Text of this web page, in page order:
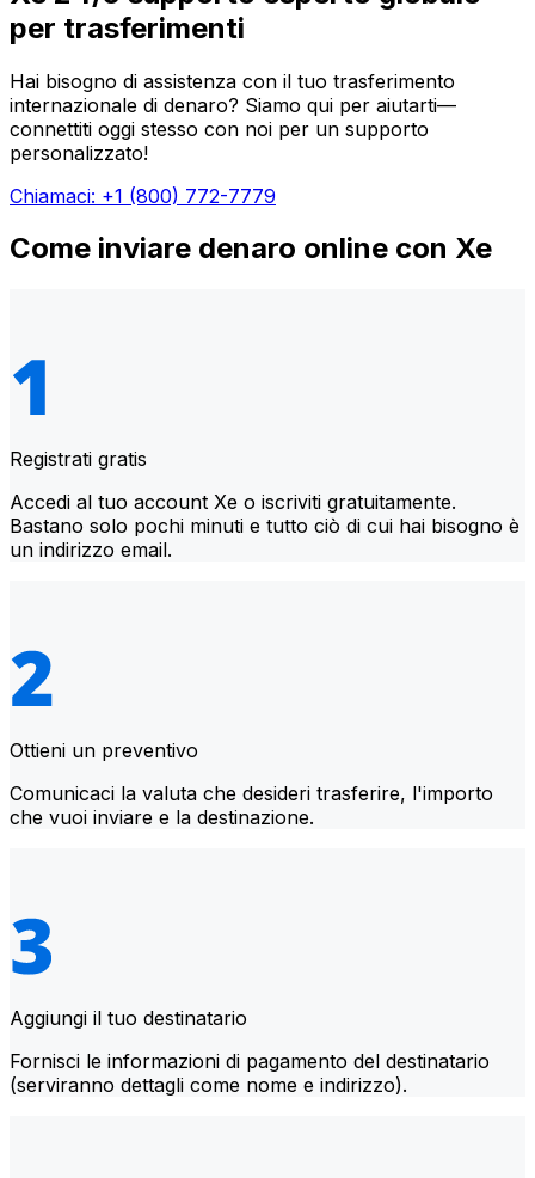
per trasferimenti
Hai bisogno di assistenza con il tuo trasferimento
internazionale di denaro? Siamo qui per aiutarti—
connettiti oggi stesso con noi per un supporto
personalizzato!
Chiamaci: +1 (800) 772-7779
Come inviare denaro online con Xe
Registrati gratis
Accedi al tuo account Xe o iscriviti gratuitamente.
Bastano solo pochi minuti e tutto ciò di cui hai bisogno è
un indirizzo email.
Ottieni un preventivo
Comunicaci la valuta che desideri trasferire, l'importo
che vuoi inviare e la destinazione.
Aggiungi il tuo destinatario
Fornisci le informazioni di pagamento del destinatario
(serviranno dettagli come nome e indirizzo).